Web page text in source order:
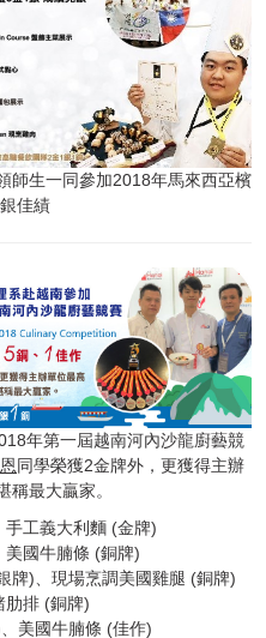
師生一同參加2018年馬來西亞檳
佳績
年第一屆越南河內沙龍廚藝競
同學榮獲2金牌外，更獲得主辦
最大贏家。
工義大利麵 (金牌)
國牛腩條 (銅牌)
牌)、現場烹調美國雞腿 (銅牌)
肋排 (銅牌)
美國牛腩條 (佳作)